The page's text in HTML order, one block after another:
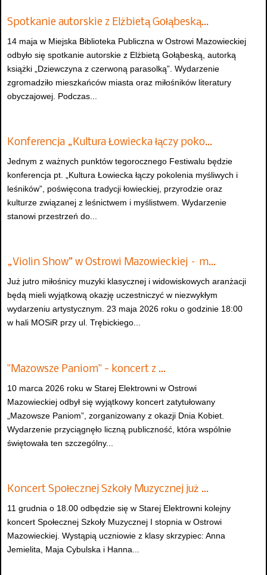
Spotkanie autorskie z Elżbietą Gołąbeską…
14 maja w Miejska Biblioteka Publiczna w Ostrowi Mazowieckiej
odbyło się spotkanie autorskie z Elżbietą Gołąbeską, autorką
książki „Dziewczyna z czerwoną parasolką”. Wydarzenie
zgromadziło mieszkańców miasta oraz miłośników literatury
obyczajowej. Podczas...
Konferencja „Kultura Łowiecka łączy poko…
Jednym z ważnych punktów tegorocznego Festiwalu będzie
konferencja pt. „Kultura Łowiecka łączy pokolenia myśliwych i
leśników”, poświęcona tradycji łowieckiej, przyrodzie oraz
kulturze związanej z leśnictwem i myślistwem. Wydarzenie
stanowi przestrzeń do...
„Violin Show” w Ostrowi Mazowieckiej – m…
Już jutro miłośnicy muzyki klasycznej i widowiskowych aranżacji
będą mieli wyjątkową okazję uczestniczyć w niezwykłym
wydarzeniu artystycznym. 23 maja 2026 roku o godzinie 18:00
w hali MOSiR przy ul. Trębickiego...
"Mazowsze Paniom" - koncert z …
10 marca 2026 roku w Starej Elektrowni w Ostrowi
Mazowieckiej odbył się wyjątkowy koncert zatytułowany
„Mazowsze Paniom”, zorganizowany z okazji Dnia Kobiet.
Wydarzenie przyciągnęło liczną publiczność, która wspólnie
świętowała ten szczególny...
Koncert Społecznej Szkoły Muzycznej już …
11 grudnia o 18.00 odbędzie się w Starej Elektrowni kolejny
koncert Społecznej Szkoły Muzycznej I stopnia w Ostrowi
Mazowieckiej. Wystąpią uczniowie z klasy skrzypiec: Anna
Jemielita, Maja Cybulska i Hanna...